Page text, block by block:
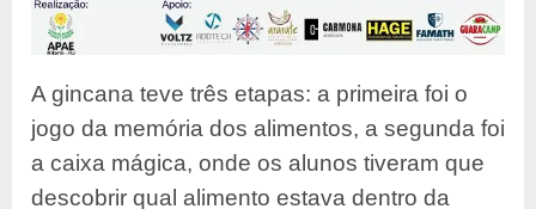
A gincana teve três etapas: a primeira foi o
jogo da memória dos alimentos, a segunda foi
a caixa mágica, onde os alunos tiveram que
descobrir qual alimento estava dentro da